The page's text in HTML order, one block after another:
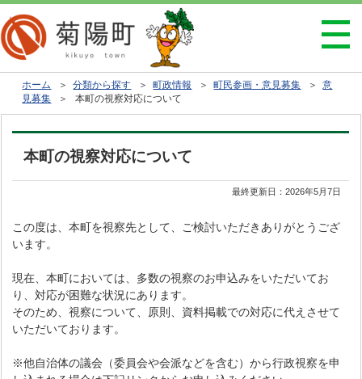
ホーム ＞分類から探す ＞町政情報 ＞町民参画・意見募集 ＞意
見募集 ＞ 本町の視察対応について
本町の視察対応について
最終更新日：2026年5月7日
この度は、本町を視察先として、ご検討いただきありがとうござ
います。
現在、本町においては、多数の視察のお申込みをいただいてお
り、対応が困難な状況にあります。
そのため、視察について、原則、資料掲載での対応に代えさせて
いただいております。
※他自治体の議会（委員会や会派などを含む）から行政視察を申